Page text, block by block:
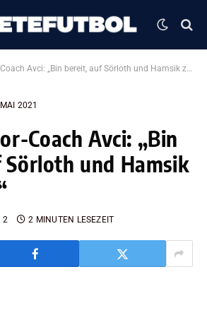
Avci: „Bin bereit, auf Sörloth und Hamsik zu warten“
2021
Coach Avci: „Bin
und Hamsik
2 2 MINUTEN LESEZEIT